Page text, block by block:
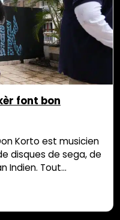
font bon
Korto est musicien
disques de sega, de
Indien. Tout
mixe les deux
il n’y a plus